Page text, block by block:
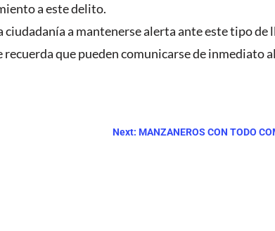
a este delito.
a mantenerse alerta ante este tipo de
que pueden comunicarse de inmediato
Next: MANZANEROS CON TODO